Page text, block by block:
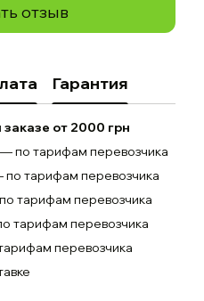
отзыв
Гарантия
от 2000 грн
по тарифам перевозчика
тарифам перевозчика
тарифам перевозчика
тарифам перевозчика
перевозчика